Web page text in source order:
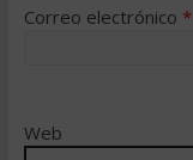
Correo electrónico *
Web